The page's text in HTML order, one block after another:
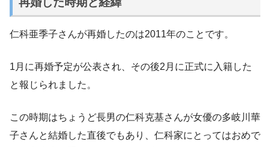
仁科亜季子さんが再婚したのは2011年のことです。
1月に再婚予定が公表され、その後2月に正式に入籍した
と報じられました。
この時期はちょうど長男の仁科克基さんが女優の多岐川華
子さんと結婚した直後でもあり、仁科家にとってはおめで